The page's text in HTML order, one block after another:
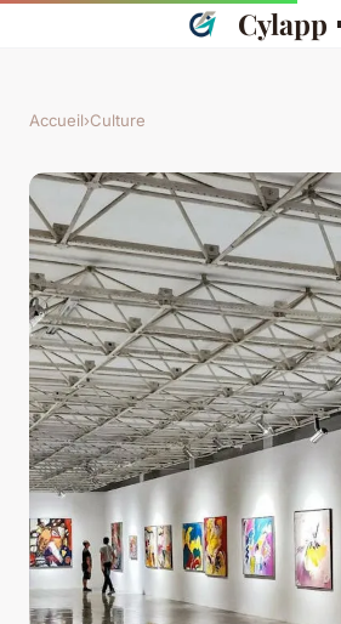
Cylapp
Accueil›Culture